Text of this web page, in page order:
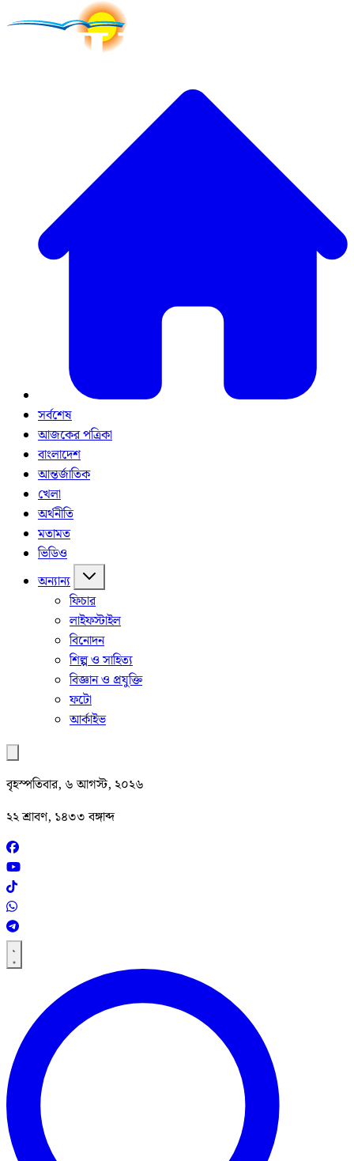
সর্বশেষ
আজকের পত্রিকা
বাংলাদেশ
আন্তর্জাতিক
খেলা
অর্থনীতি
মতামত
ভিডিও
অন্যান্য
ফিচার
লাইফস্টাইল
বিনোদন
শিল্প ও সাহিত্য
বিজ্ঞান ও প্রযুক্তি
ফটো
আর্কাইভ
বৃহস্পতিবার, ৬ আগস্ট, ২০২৬
২২ শ্রাবণ, ১৪৩৩ বঙ্গাব্দ